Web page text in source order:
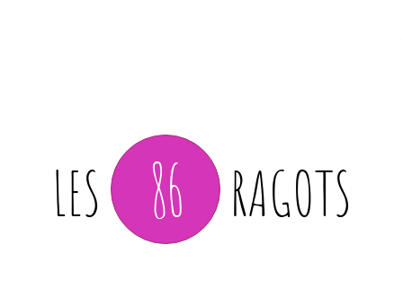
LES 86 RAGOTS